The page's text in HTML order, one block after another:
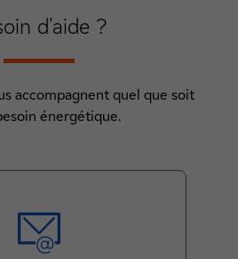
d'aide ?
accompagnent quel que soit
énergétique.